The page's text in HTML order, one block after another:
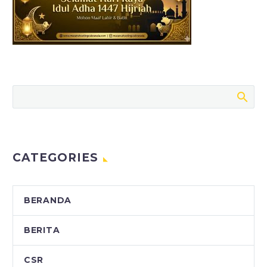
CATEGORIES
BERANDA
BERITA
CSR